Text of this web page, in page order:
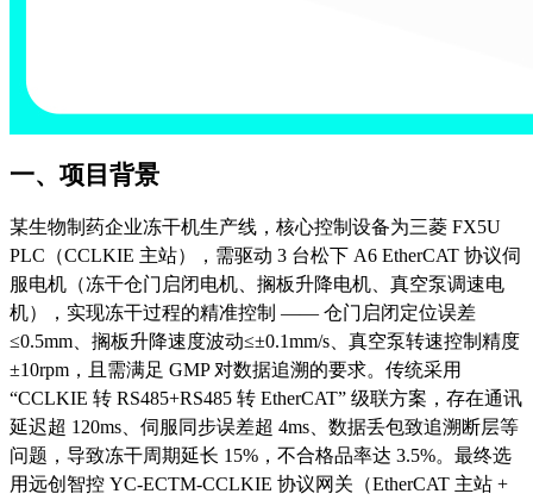
一、项目背景
某生物制药企业冻干机生产线，核心控制设备为三菱 FX5U
PLC（CCLKIE 主站），需驱动 3 台松下 A6 EtherCAT 协议伺
服电机（冻干仓门启闭电机、搁板升降电机、真空泵调速电
机），实现冻干过程的精准控制 —— 仓门启闭定位误差
≤0.5mm、搁板升降速度波动≤±0.1mm/s、真空泵转速控制精度
±10rpm，且需满足 GMP 对数据追溯的要求。传统采用
“CCLKIE 转 RS485+RS485 转 EtherCAT” 级联方案，存在通讯
延迟超 120ms、伺服同步误差超 4ms、数据丢包致追溯断层等
问题，导致冻干周期延长 15%，不合格品率达 3.5%。最终选
用远创智控 YC-ECTM-CCLKIE 协议网关（EtherCAT 主站 +